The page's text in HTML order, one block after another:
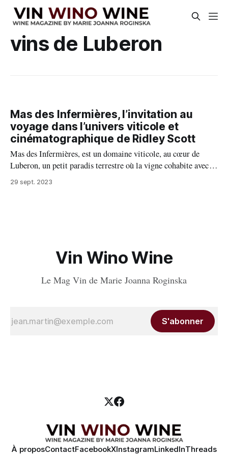
vins de Luberon
Mas des Infermières, l’invitation au
voyage dans l’univers viticole et
cinématographique de Ridley Scott
Mas des Infermières, est un domaine viticole, au cœur de
Luberon, un petit paradis terrestre où la vigne cohabite avec
de champs des oliviers, quelques chênes truffiers sans oublier
des abeilles qui ont trouvé ici un délicieux accueil. Son
29 sept. 2023
Vin Wino Wine
Le Mag Vin de Marie Joanna Roginska
S'abonner
À proposContactFacebookXInstagramLinkedInThreads